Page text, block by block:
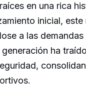
en una rica
inicial,
a las
ha